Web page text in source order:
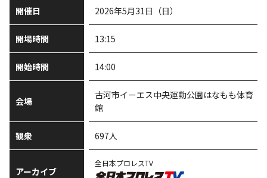
開催日 2026年5月31日（日）
開場時間 13:15
開始時間 14:00
会場
古河市イーエス中央運動公園はなもも体育
館
観衆 697人
アーカイブ
全日本プロレスTV